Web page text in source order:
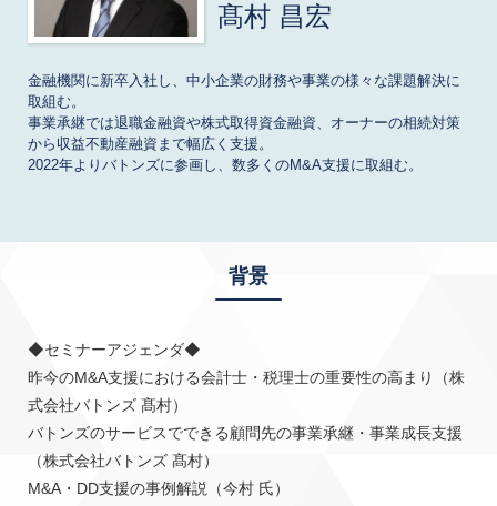
髙村 昌宏
金融機関に新卒入社し、中小企業の財務や事業の様々な課題解決に
取組む。
事業承継では退職金融資や株式取得資金融資、オーナーの相続対策
から収益不動産融資まで幅広く支援。
2022年よりバトンズに参画し、数多くのM&A支援に取組む。
背景
◆セミナーアジェンダ◆
昨今のM&A支援における会計士・税理士の重要性の高まり（株
式会社バトンズ 髙村）
バトンズのサービスでできる顧問先の事業承継・事業成長支援
（株式会社バトンズ 髙村）
M&A・DD支援の事例解説（今村 氏）